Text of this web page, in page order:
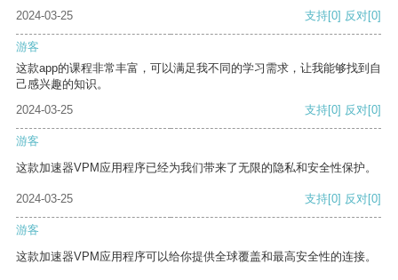
2024-03-25 支持[0] 反对[0]
游客
这款app的课程非常丰富，可以满足我不同的学习需求，让我能够找到自
己感兴趣的知识。
2024-03-25
支持[0] 反对[0]
游客
这款加速器VPM应用程序已经为我们带来了无限的隐私和安全性保护。
2024-03-25 支持[0] 反对[0]
游客
这款加速器VPM应用程序可以给你提供全球覆盖和最高安全性的连接。